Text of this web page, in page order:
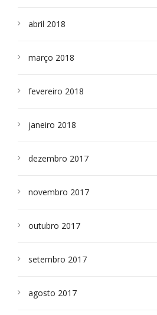
abril 2018
março 2018
fevereiro 2018
janeiro 2018
dezembro 2017
novembro 2017
outubro 2017
setembro 2017
agosto 2017